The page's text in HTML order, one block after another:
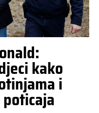
kako
i